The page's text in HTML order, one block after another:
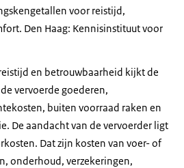
voor reistijd,
Den Haag: Kennisinstituut voor
en betrouwbaarheid kijkt de
vervoerde goederen,
buiten voorraad raken en
De aandacht van de vervoerder ligt
Dat zijn kosten van voer- of
onderhoud, verzekeringen,